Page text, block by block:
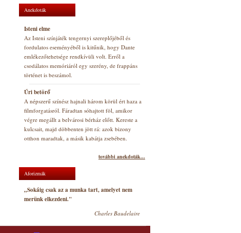
Anekdoták
Isteni elme
Az Isteni színjáték tengernyi szereplőjéből és
fordulatos eseményéből is kitűnik, hogy Dante
emlékezőtehetsége rendkívüli volt. Erről a
csodálatos memóriáról egy szerény, de frappáns
történet is beszámol.
Úri betörő
A népszerű színész hajnali három körül ért haza a
filmforgatásról. Fáradtan sóhajtott föl, amikor
végre megállt a belvárosi bérház előtt. Kereste a
kulcsait, majd döbbenten jött rá: azok bizony
otthon maradtak, a másik kabátja zsebében.
további anekdoták...
Aforizmák
„Sokáig csak az a munka tart, amelyet nem
merünk elkezdeni."
Charles Baudelaire